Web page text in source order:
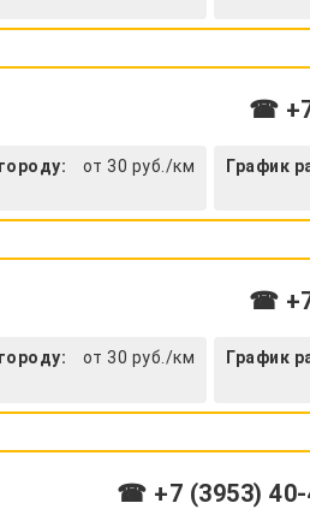
☎ +7
от 30 руб./км График
☎ +7
от 30 руб./км График
☎ +7 (3953) 40-